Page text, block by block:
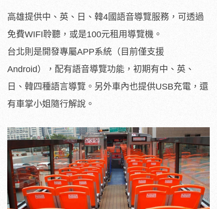
高雄提供中、英、日、韓4國語音導覽服務，可透過
免費WIFI聆聽，或是100元租用導覽機。
台北則是開發專屬APP系統（目前僅支援
Android），配有語音導覽功能，初期有中、英、
日、韓四種語言導覽。另外車內也提供USB充電，還
有車掌小姐隨行解說。